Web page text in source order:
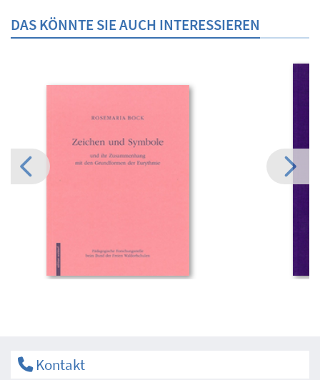
DAS KÖNNTE SIE AUCH INTERESSIEREN
Kontakt